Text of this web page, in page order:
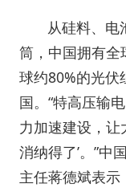
从硅料、电
筒，中国拥有全
球约80%的光伏
国。“特高压输
力加速建设，让
消纳得了’。”中
主任蒋德斌表